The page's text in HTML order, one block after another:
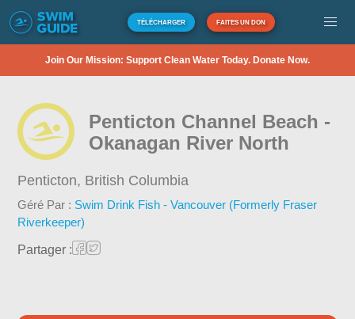
TÉLÉCHARGER FAITES UN DON
Join Our Mission: Support Clean Water Today. Donate Now.
Penticton Channel Beach -
Okanagan River North
Penticton, British Columbia
Géré Par : Swim Drink Fish - Vancouver (Formerly Fraser
Riverkeeper)
Partager :